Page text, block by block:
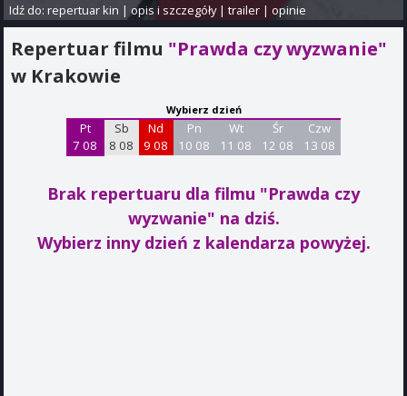
Idź do:repertuar kin |opis i szczegóły|trailer |opinie
Repertuar filmu "Prawda czy wyzwanie"
w Krakowie
Wybierz dzień
Pt
7 08
Sb
8 08
Nd
9 08
Pn
10 08
Wt
11 08
Śr
12 08
Czw
13 08
Brak repertuaru dla filmu "Prawda czy
wyzwanie" na dziś.
Wybierz inny dzień z kalendarza powyżej.